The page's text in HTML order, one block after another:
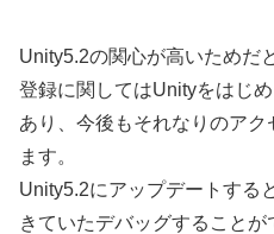
Unity5.2の関心が高いためだ
登録に関してはUnityをはじ
あり、今後もそれなりのア
ます。
Unity5.2にアップデートする
きていたデバッグすること